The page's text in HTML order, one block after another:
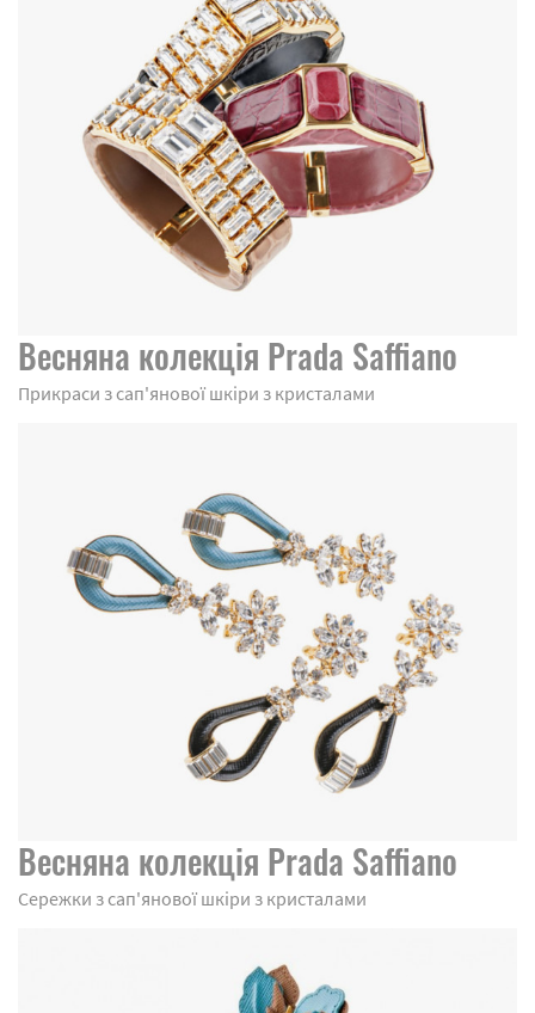
Весняна колекція Prada Saffiano
Прикраси з сап'янової шкіри з кристалами
Весняна колекція Prada Saffiano
Сережки з сап'янової шкіри з кристалами